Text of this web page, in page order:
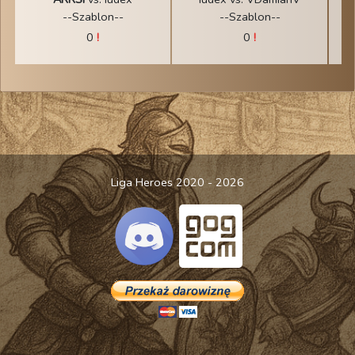
--Szablon--
0 !
--Szablon--
0 !
Liga Heroes 2020 - 2026